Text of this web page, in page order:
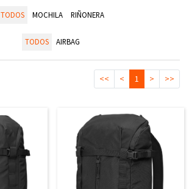
TODOS MOCHILA RIÑONERA
TODOS AIRBAG
<< < 1 > >>